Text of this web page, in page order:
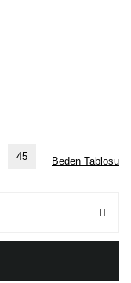
45 Beden Tablosu